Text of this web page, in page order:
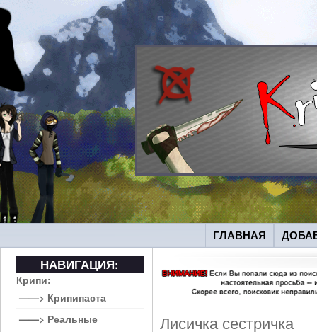
ГЛАВНАЯ
Лисичка сестричка
НАВИГАЦИЯ:
Крипи:
——> Крипипаста
——> Реальные